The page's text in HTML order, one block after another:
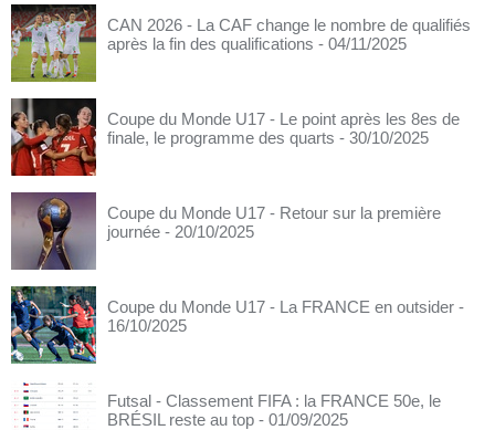
CAN 2026 - La CAF change le nombre de qualifiés
après la fin des qualifications - 04/11/2025
Coupe du Monde U17 - Le point après les 8es de
finale, le programme des quarts - 30/10/2025
Coupe du Monde U17 - Retour sur la première
journée - 20/10/2025
Coupe du Monde U17 - La FRANCE en outsider -
16/10/2025
Futsal - Classement FIFA : la FRANCE 50e, le
BRÉSIL reste au top - 01/09/2025